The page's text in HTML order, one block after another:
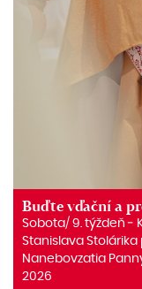
Buďte vďační a
Sobota/ 9. týždeň ‒
Stanislava Stolárika
Nanebovzatia
2026